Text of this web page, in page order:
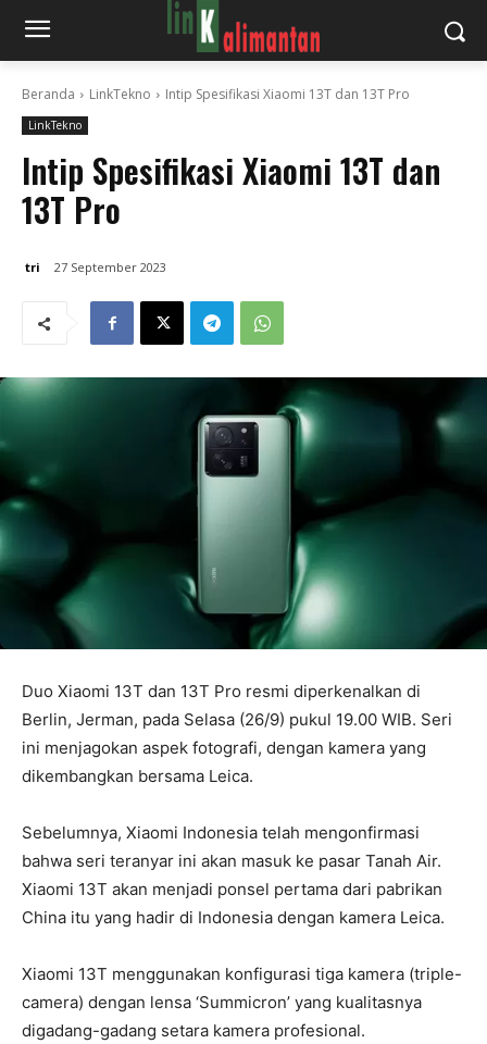
Beranda LinkTekno Intip Spesifikasi Xiaomi 13T dan 13T Pro
LinkTekno
Intip Spesifikasi Xiaomi 13T dan
13T Pro
tri 27 September 2023
Duo Xiaomi 13T dan 13T Pro resmi diperkenalkan di
Berlin, Jerman, pada Selasa (26/9) pukul 19.00 WIB. Seri
ini menjagokan aspek fotografi, dengan kamera yang
dikembangkan bersama Leica.
Sebelumnya, Xiaomi Indonesia telah mengonfirmasi
bahwa seri teranyar ini akan masuk ke pasar Tanah Air.
Xiaomi 13T akan menjadi ponsel pertama dari pabrikan
China itu yang hadir di Indonesia dengan kamera Leica.
Xiaomi 13T menggunakan konfigurasi tiga kamera (triple-
camera) dengan lensa ‘Summicron’ yang kualitasnya
digadang-gadang setara kamera profesional.